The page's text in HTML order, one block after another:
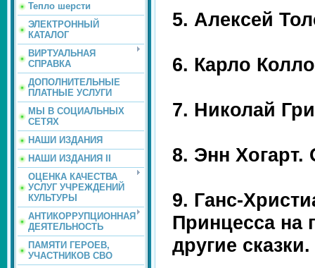
Тепло шерсти
ЭЛЕКТРОННЫЙ
КАТАЛОГ
ВИРТУАЛЬНАЯ
СПРАВКА
ДОПОЛНИТЕЛЬНЫЕ
ПЛАТНЫЕ УСЛУГИ
МЫ В СОЦИАЛЬНЫХ
СЕТЯХ
НАШИ ИЗДАНИЯ
НАШИ ИЗДАНИЯ II
ОЦЕНКА КАЧЕСТВА
УСЛУГ УЧРЕЖДЕНИЙ
КУЛЬТУРЫ
АНТИКОРРУПЦИОННАЯ
ДЕЯТЕЛЬНОСТЬ
ПАМЯТИ ГЕРОЕВ,
УЧАСТНИКОВ СВО
5. Алексей
6. Карло
7. Николай
8. Энн
9. Ганс-
Принцесса
другие сказки.